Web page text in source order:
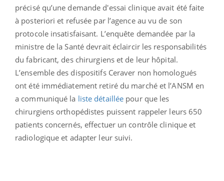
précisé qu’une demande d'essai clinique avait été faite
à posteriori et refusée par l’agence au vu de son
protocole insatisfaisant. L’enquête demandée par la
ministre de la Santé devrait éclaircir les responsabilités
du fabricant, des chirurgiens et de leur hôpital.
L’ensemble des dispositifs Ceraver non homologués
ont été immédiatement retiré du marché et l’ANSM en
a communiqué la liste détaillée pour que les
chirurgiens orthopédistes puissent rappeler leurs 650
patients concernés, effectuer un contrôle clinique et
radiologique et adapter leur suivi.